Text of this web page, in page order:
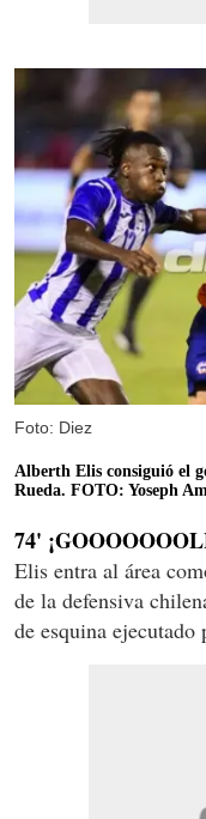
Foto: Diez
Alberth Elis consiguió el
Rueda. FOTO: Yoseph
74'
Elis entra al área
de la defensiva
de esquina